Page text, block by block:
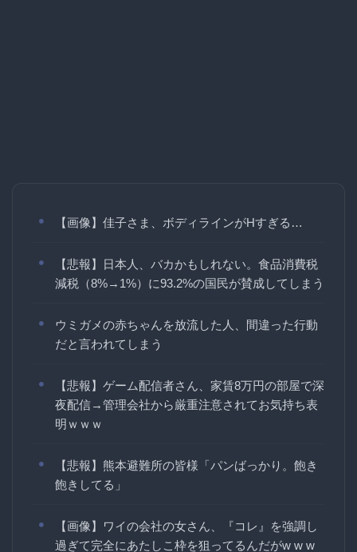
【画像】佳子さま、ボディラインがHすぎる…
【悲報】日本人、バカかもしれない。食品消費税
減税（8%→1%）に93.2%の国民が賛成してしまう
ウミガメの赤ちゃんを放流した人、間違った行動
だと言われてしまう
【悲報】ゲーム配信者さん、家賃8万円の部屋で深
夜配信→管理会社から厳重注意されてお気持ち表
明ｗｗｗ
【悲報】熊本避難所の皆様「パンばっかり。飽き
飽きしてる」
【画像】ワイの会社の女さん、『コレ』を強調し
過ぎて完全にあたしこ枠を狙ってるんだがw w w